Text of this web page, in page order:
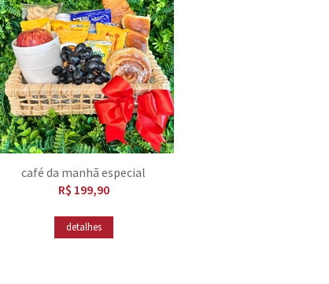
café da manhã especial
R$ 199,90
detalhes